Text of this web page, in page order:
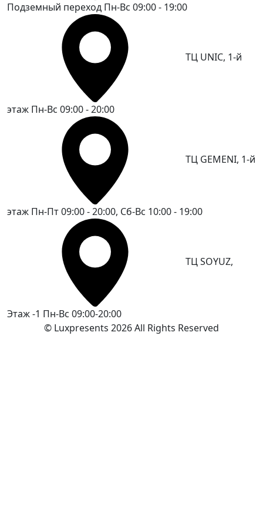
Подземный переход Пн-Вс 09:00 - 19:00
ТЦ UNIC, 1-й
этаж Пн-Вс 09:00 - 20:00
ТЦ GEMENI, 1-й
этаж Пн-Пт 09:00 - 20:00, Сб-Вс 10:00 - 19:00
ТЦ SOYUZ,
Этаж -1 Пн-Вс 09:00-20:00
© Luxpresents 2026 All Rights Reserved